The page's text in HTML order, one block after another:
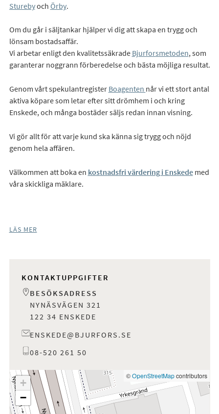
Sturebyoch Örby.
Om du går i säljtankar hjälper vi dig att skapa en trygg och
lönsam bostadsaffär.
Vi arbetar enligt den kvalitetssäkrade Bjurforsmetoden, som
garanterar noggrann förberedelse och bästa möjliga resultat.
Genom vårt spekulantregister Boagenten når vi ett stort antal
aktiva köpare som letar efter sitt drömhem i och kring
Enskede, och många bostäder säljs redan innan visning.
Vi gör allt för att varje kund ska känna sig trygg och nöjd
genom hela affären.
Välkommen att boka en kostnadsfri värdering i Enskedemed
våra skickliga mäklare.
LÄS MER
KONTAKTUPPGIFTER
BESÖKSADRESS
NYNÄSVÄGEN 321
122 34 ENSKEDE
ENSKEDE@BJURFORS.SE
08-520 261 50
+
−
©OpenStreetMapcontributors